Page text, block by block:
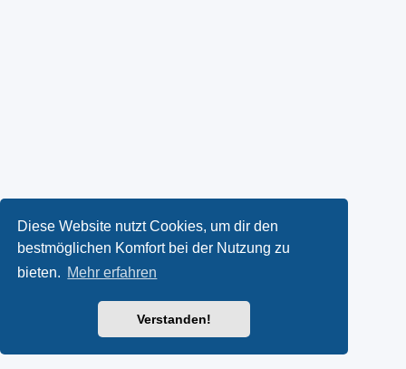
Diese Website nutzt Cookies, um dir den
bestmöglichen Komfort bei der Nutzung zu
bieten. Mehr erfahren
Verstanden!